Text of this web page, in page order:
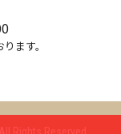
ます。